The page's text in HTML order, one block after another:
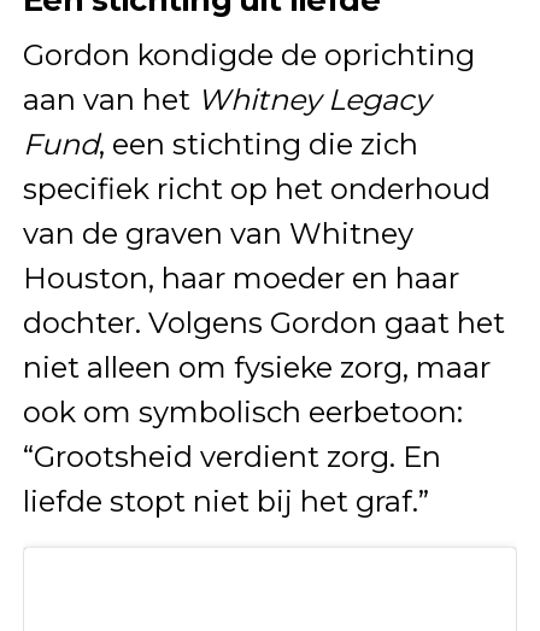
Gordon kondigde de oprichting
aan van het Whitney Legacy
Fund, een stichting die zich
specifiek richt op het onderhoud
van de graven van Whitney
Houston, haar moeder en haar
dochter. Volgens Gordon gaat het
niet alleen om fysieke zorg, maar
ook om symbolisch eerbetoon:
“Grootsheid verdient zorg. En
liefde stopt niet bij het graf.”